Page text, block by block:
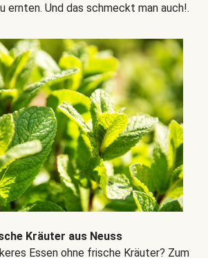
ernten. Und das schmeckt man auch!.
Kräuter aus Neuss
Essen ohne frische Kräuter? Zum